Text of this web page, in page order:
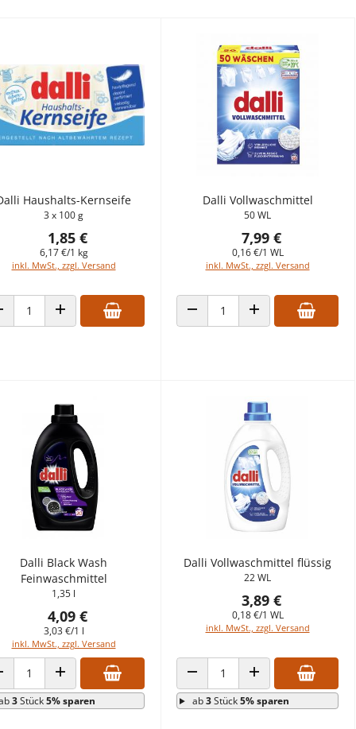
Haushalts-Kernseife
3 x 100 g
1,85 €
6,17 €/1 kg
inkl. MwSt., zzgl. Versand
VERRINGERN
ANZAHL ERHÖHEN
Dalli Vollwaschmittel
50 WL
7,99 €
0,16 €/1 WL
inkl. MwSt., zzgl. Versand
ANZAHL VERRINGERNANZAHL ERHÖHEN
Dalli Black Wash
Feinwaschmittel
1,35 l
4,09 €
3,03 €/1 l
inkl. MwSt., zzgl. Versand
VERRINGERN
ANZAHL ERHÖHEN
3Stück5% sparen
Dalli Vollwaschmittel flüssig
22 WL
3,89 €
0,18 €/1 WL
inkl. MwSt., zzgl. Versand
ANZAHL VERRINGERNANZAHL ERHÖHEN
ab3Stück5% sparen